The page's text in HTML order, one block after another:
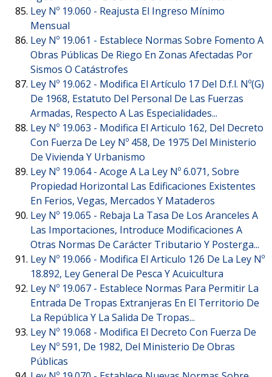
Ley Nº 19.060 - Reajusta El Ingreso Mínimo
Mensual
Ley Nº 19.061 - Establece Normas Sobre Fomento A
Obras Públicas De Riego En Zonas Afectadas Por
Sismos O Catástrofes
Ley Nº 19.062 - Modifica El Artículo 17 Del D.f.l. Nº(G)
De 1968, Estatuto Del Personal De Las Fuerzas
Armadas, Respecto A Las Especialidades...
Ley Nº 19.063 - Modifica El Articulo 162, Del Decreto
Con Fuerza De Ley Nº 458, De 1975 Del Ministerio
De Vivienda Y Urbanismo
Ley Nº 19.064 - Acoge A La Ley Nº 6.071, Sobre
Propiedad Horizontal Las Edificaciones Existentes
En Ferios, Vegas, Mercados Y Mataderos
Ley Nº 19.065 - Rebaja La Tasa De Los Aranceles A
Las Importaciones, Introduce Modificaciones A
Otras Normas De Carácter Tributario Y Posterga...
Ley Nº 19.066 - Modifica El Articulo 126 De La Ley Nº
18.892, Ley General De Pesca Y Acuicultura
Ley Nº 19.067 - Establece Normas Para Permitir La
Entrada De Tropas Extranjeras En El Territorio De
La República Y La Salida De Tropas...
Ley Nº 19.068 - Modifica El Decreto Con Fuerza De
Ley Nº 591, De 1982, Del Ministerio De Obras
Públicas